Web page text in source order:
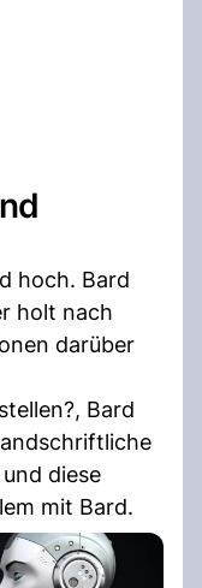
hoch. Bard
holt nach
darüber
Bard
diese
mit Bard.